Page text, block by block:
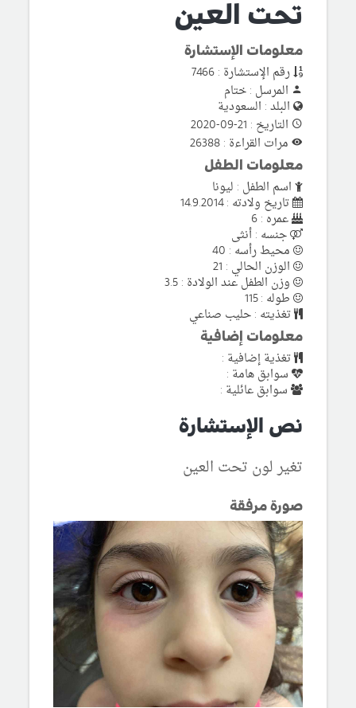
تحت العين
معلومات الإستشارة
رقم الإستشارة : 7466
المرسل : ختام
البلد : السعودية
التاريخ : 21-09-2020
مرات القراءة : 26388
معلومات الطفل
اسم الطفل : ليونا
تاريخ ولادته : 14.9.2014
عمره : 6
جنسه : أنثى
محيط رأسه : 40
الوزن الحالي : 21
وزن الطفل عند الولادة : 3.5
طوله : 115
تغذيته : حليب صناعي
معلومات إضافية
تغذية إضافية :
سوابق هامة :
سوابق عائلية :
نص الإستشارة
تغير لون تحت العين
صورة مرفقة